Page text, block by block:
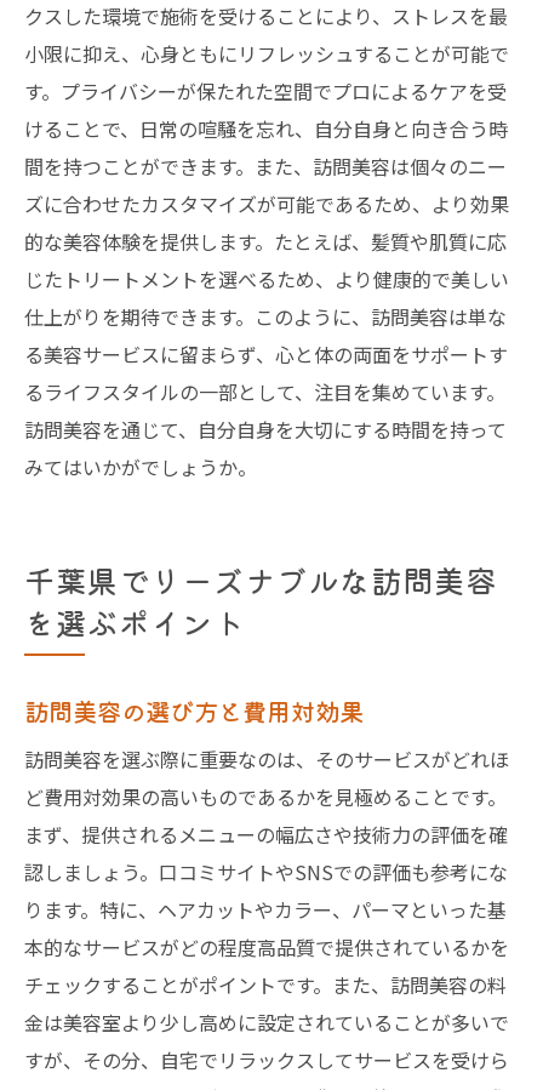
クスした環境で施術を受けることにより、ストレスを最
小限に抑え、心身ともにリフレッシュすることが可能で
す。プライバシーが保たれた空間でプロによるケアを受
けることで、日常の喧騒を忘れ、自分自身と向き合う時
間を持つことができます。また、訪問美容は個々のニー
ズに合わせたカスタマイズが可能であるため、より効果
的な美容体験を提供します。たとえば、髪質や肌質に応
じたトリートメントを選べるため、より健康的で美しい
仕上がりを期待できます。このように、訪問美容は単な
る美容サービスに留まらず、心と体の両面をサポートす
るライフスタイルの一部として、注目を集めています。
訪問美容を通じて、自分自身を大切にする時間を持って
みてはいかがでしょうか。
千葉県でリーズナブルな訪問美容
を選ぶポイント
訪問美容の選び方と費用対効果
訪問美容を選ぶ際に重要なのは、そのサービスがどれほ
ど費用対効果の高いものであるかを見極めることです。
まず、提供されるメニューの幅広さや技術力の評価を確
認しましょう。口コミサイトやSNSでの評価も参考にな
ります。特に、ヘアカットやカラー、パーマといった基
本的なサービスがどの程度高品質で提供されているかを
チェックすることがポイントです。また、訪問美容の料
金は美容室より少し高めに設定されていることが多いで
すが、その分、自宅でリラックスしてサービスを受けら